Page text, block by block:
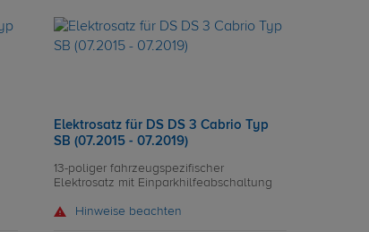
Elektrosatz für DS DS 3 Cabrio Typ
SB (07.2015 - 07.2019)
13-poliger fahrzeugspezifischer
Elektrosatz mit Einparkhilfeabschaltung
Hinweise beachten